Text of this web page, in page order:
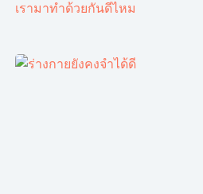
เรามาทำด้วยกันดีไหม